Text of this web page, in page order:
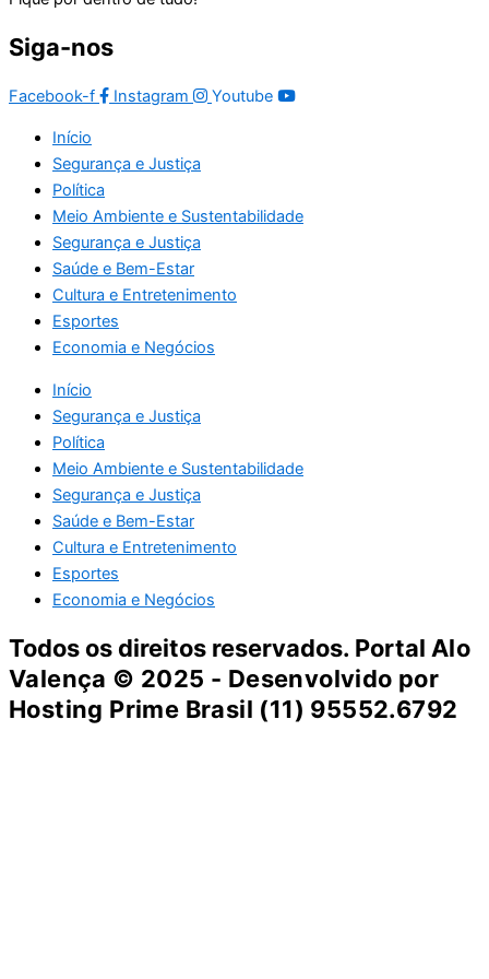
Siga-nos
Facebook-f Instagram Youtube
Início
Segurança e Justiça
Política
Meio Ambiente e Sustentabilidade
Segurança e Justiça
Saúde e Bem-Estar
Cultura e Entretenimento
Esportes
Economia e Negócios
Início
Segurança e Justiça
Política
Meio Ambiente e Sustentabilidade
Segurança e Justiça
Saúde e Bem-Estar
Cultura e Entretenimento
Esportes
Economia e Negócios
Todos os direitos reservados. Portal Alo
Valença © 2025 - Desenvolvido por
Hosting Prime Brasil (11) 95552.6792